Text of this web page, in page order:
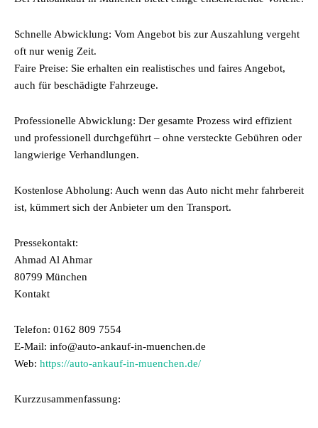
Schnelle Abwicklung: Vom Angebot bis zur Auszahlung vergeht
oft nur wenig Zeit.
Faire Preise: Sie erhalten ein realistisches und faires Angebot,
auch für beschädigte Fahrzeuge.
Professionelle Abwicklung: Der gesamte Prozess wird effizient
und professionell durchgeführt – ohne versteckte Gebühren oder
langwierige Verhandlungen.
Kostenlose Abholung: Auch wenn das Auto nicht mehr fahrbereit
ist, kümmert sich der Anbieter um den Transport.
Pressekontakt:
Ahmad Al Ahmar
80799 München
Kontakt
Telefon: 0162 809 7554
E-Mail: info@auto-ankauf-in-muenchen.de
Web: https://auto-ankauf-in-muenchen.de/
Kurzzusammenfassung: